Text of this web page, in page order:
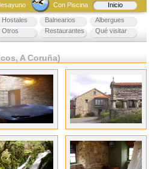
Con Piscina Inicio
Hostales Balnearios
Albergues
Otros Restaurantes Qué visitar
A Coruña)